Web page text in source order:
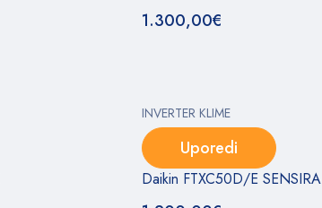
1.300,00€
INVERTER KLIME
Uporedi
Daikin FTXC50D/E SENSIRA